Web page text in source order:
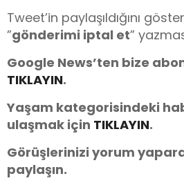
Tweet’in paylaşıldığını
”gönderimi iptal et”
Google News’ten bize
TIKLAYIN.
Yaşam kategorisindeki
ulaşmak için TIKLAYIN.
Görüşlerinizi yorum
paylaşın.